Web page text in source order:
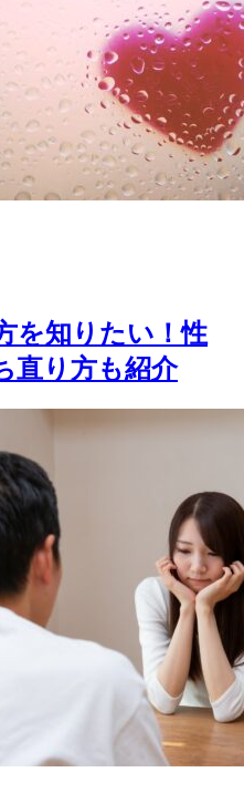
を知りたい！性
直り方も紹介